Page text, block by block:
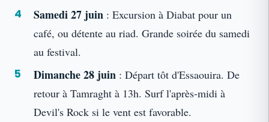
Samedi 27 juin : Excursion à Diabat pour un
café, ou détente au riad. Grande soirée du samedi
au festival.
Dimanche 28 juin : Départ tôt d'Essaouira. De
retour à Tamraght à 13h. Surf l'après-midi à
Devil's Rock si le vent est favorable.